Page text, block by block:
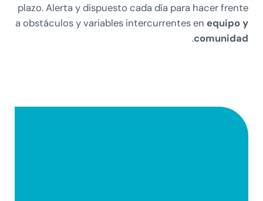
plazo. Alerta y dispuesto cada día para hacer frente
a obstáculos y variables intercurrentes en equipo y
comunidad
.